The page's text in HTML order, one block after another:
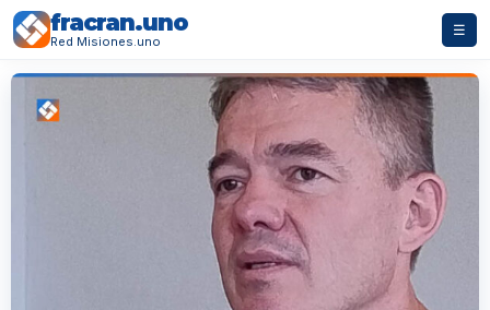
fracran.uno
Red Misiones.uno
☰